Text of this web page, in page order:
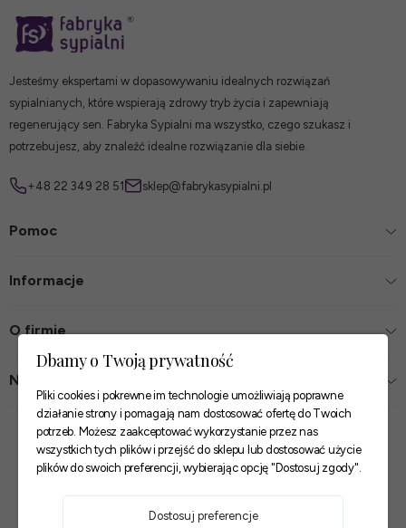
Jesteśmy ekspertami w dopasowywaniu idealnych rozwiązań
sypialnianych, które wspierają zdrowy tryb życia i zapewniają
regenerujący sen. Fabryka Sypialni ma wszystko, czego szukasz i
potrzebujesz, aby znaleźć idealne rozwiązanie dla siebie.
+48 22 349 28 51 sklep@fabrykasypialni.pl
Pomoc
Informacje
O firmie
Nasze sklepy
Zaufane płatności
Dbamy o Twoją prywatność
Pliki cookies i pokrewne im technologie umożliwiają poprawne
działanie strony i pomagają nam dostosować ofertę do Twoich
potrzeb. Możesz zaakceptować wykorzystanie przez nas
wszystkich tych plików i przejść do sklepu lub dostosować użycie
plików do swoich preferencji, wybierając opcję "Dostosuj zgody".
Dostosuj preferencje